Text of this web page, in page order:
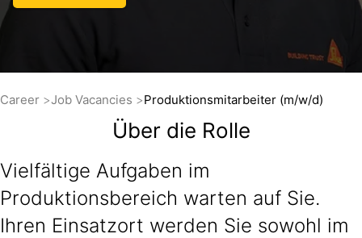
Career Job Vacancies Produktionsmitarbeiter (m/w/d)
Über die Rolle
Vielfältige Aufgaben im
Produktionsbereich warten auf Sie.
Ihren Einsatzort werden Sie sowohl im